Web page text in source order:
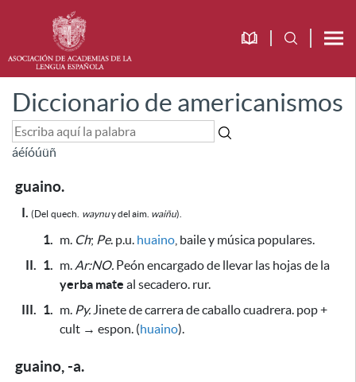
Diccionario de americanismos
áéíóúüñ
guaino.
I. (Del quech. waynuy del aim. waiñu).
1. m. Ch; Pe. p.u. huaino , baile y música populares.
II. 1. m. Ar:NO. Peón encargado de llevar las hojas de la
yerba mate al secadero. rur.
III. 1. m. Py. Jinete de carrera de caballo cuadrera. pop +
cult → espon. (huaino).
guaino, -a.